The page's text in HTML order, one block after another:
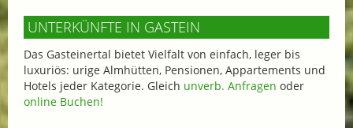
UNTERKÜNFTE IN GASTEIN
Das Gasteinertal bietet Vielfalt von einfach, leger bis
luxuriös: urige Almhütten, Pensionen, Appartements und
Hotels jeder Kategorie. Gleich unverb. Anfragen oder
online Buchen!